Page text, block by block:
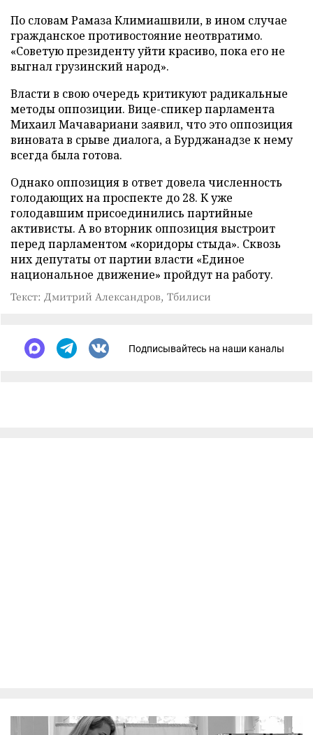
По словам Рамаза Климиашвили, в ином случае
гражданское противостояние неотвратимо.
«Советую президенту уйти красиво, пока его не
выгнал грузинский народ».
Власти в свою очередь критикуют радикальные
методы оппозиции. Вице-спикер парламента
Михаил Мачавариани заявил, что это оппозиция
виновата в срыве диалога, а Бурджанадзе к нему
всегда была готова.
Однако оппозиция в ответ довела численность
голодающих на проспекте до 28. К уже
голодавшим присоединились партийные
активисты. А во вторник оппозиция выстроит
перед парламентом «коридоры стыда». Сквозь
них депутаты от партии власти «Единое
национальное движение» пройдут на работу.
Текст: Дмитрий Александров, Тбилиси
Подписывайтесь на наши каналы